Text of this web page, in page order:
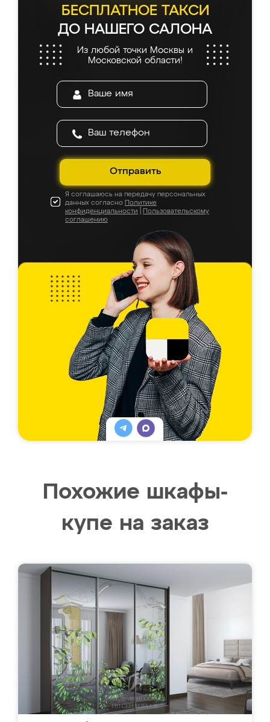
БЕСПЛАТНОЕ ТАКСИ
ДО НАШЕГО САЛОНА
Из любой точки Москвы и
Московской области!
Отправить
Я соглашаюсь на передачу персональных
данных согласно Политике
конфиденциальности
Пользовательскому
соглашению
Похожие шкафы-
купе на заказ